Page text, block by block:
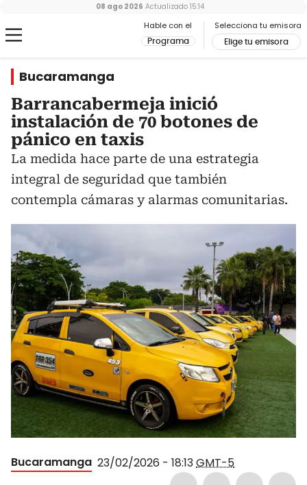
Hable con el
Programa
Selecciona tu emisora
Elige tu emisora
08 ago 2026 Actualizado 15:14
Bucaramanga
Barrancabermeja inició
instalación de 70 botones de
pánico en taxis
La medida hace parte de una estrategia
integral de seguridad que también
contempla cámaras y alarmas comunitarias.
Bucaramanga 23/02/2026 - 18:13GMT-5